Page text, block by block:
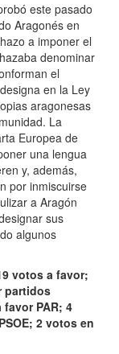
este pasado
Aragonés en
a imponer el
denominar
el
en la Ley
aragonesas
La
Europea de
una lengua
y, además,
por inmiscuirse
a Aragón
sus
algunos
votos a favor;
partidos
PAR; 4
2 votos en